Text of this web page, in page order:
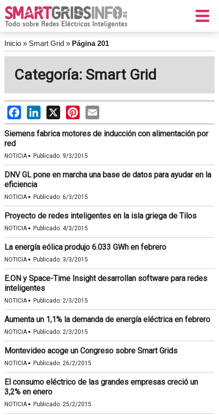
Inicio» Smart Grid» Página 201
Categoría: Smart Grid
FacebookLinkedIn
X PinterestEmail
Siemens fabrica motores de inducción con alimentación por
red
NOTICIA· Publicado: 9/3/2015
DNV GL pone en marcha una base de datos para ayudar en la
eficiencia
NOTICIA· Publicado: 6/3/2015
Proyecto de redes inteligentes en la isla griega de Tilos
NOTICIA· Publicado: 4/3/2015
La energía eólica produjo 6.033 GWh en febrero
NOTICIA· Publicado: 3/3/2015
E.ON y Space-Time Insight desarrollan software para redes
inteligentes
NOTICIA· Publicado: 2/3/2015
Aumenta un 1,1% la demanda de energía eléctrica en febrero
NOTICIA· Publicado: 2/3/2015
Montevideo acoge un Congreso sobre Smart Grids
NOTICIA· Publicado: 26/2/2015
El consumo eléctrico de las grandes empresas creció un
3,2% en enero
NOTICIA· Publicado: 25/2/2015